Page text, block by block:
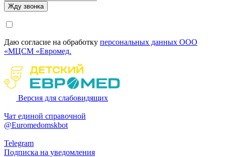
Даю согласие на обработку персональных данных ООО
«МЦСМ «Евромед.
Версия для слабовидящих
Чат единой справочной
@Euromedomskbot
Telegram
Подписка на уведомления